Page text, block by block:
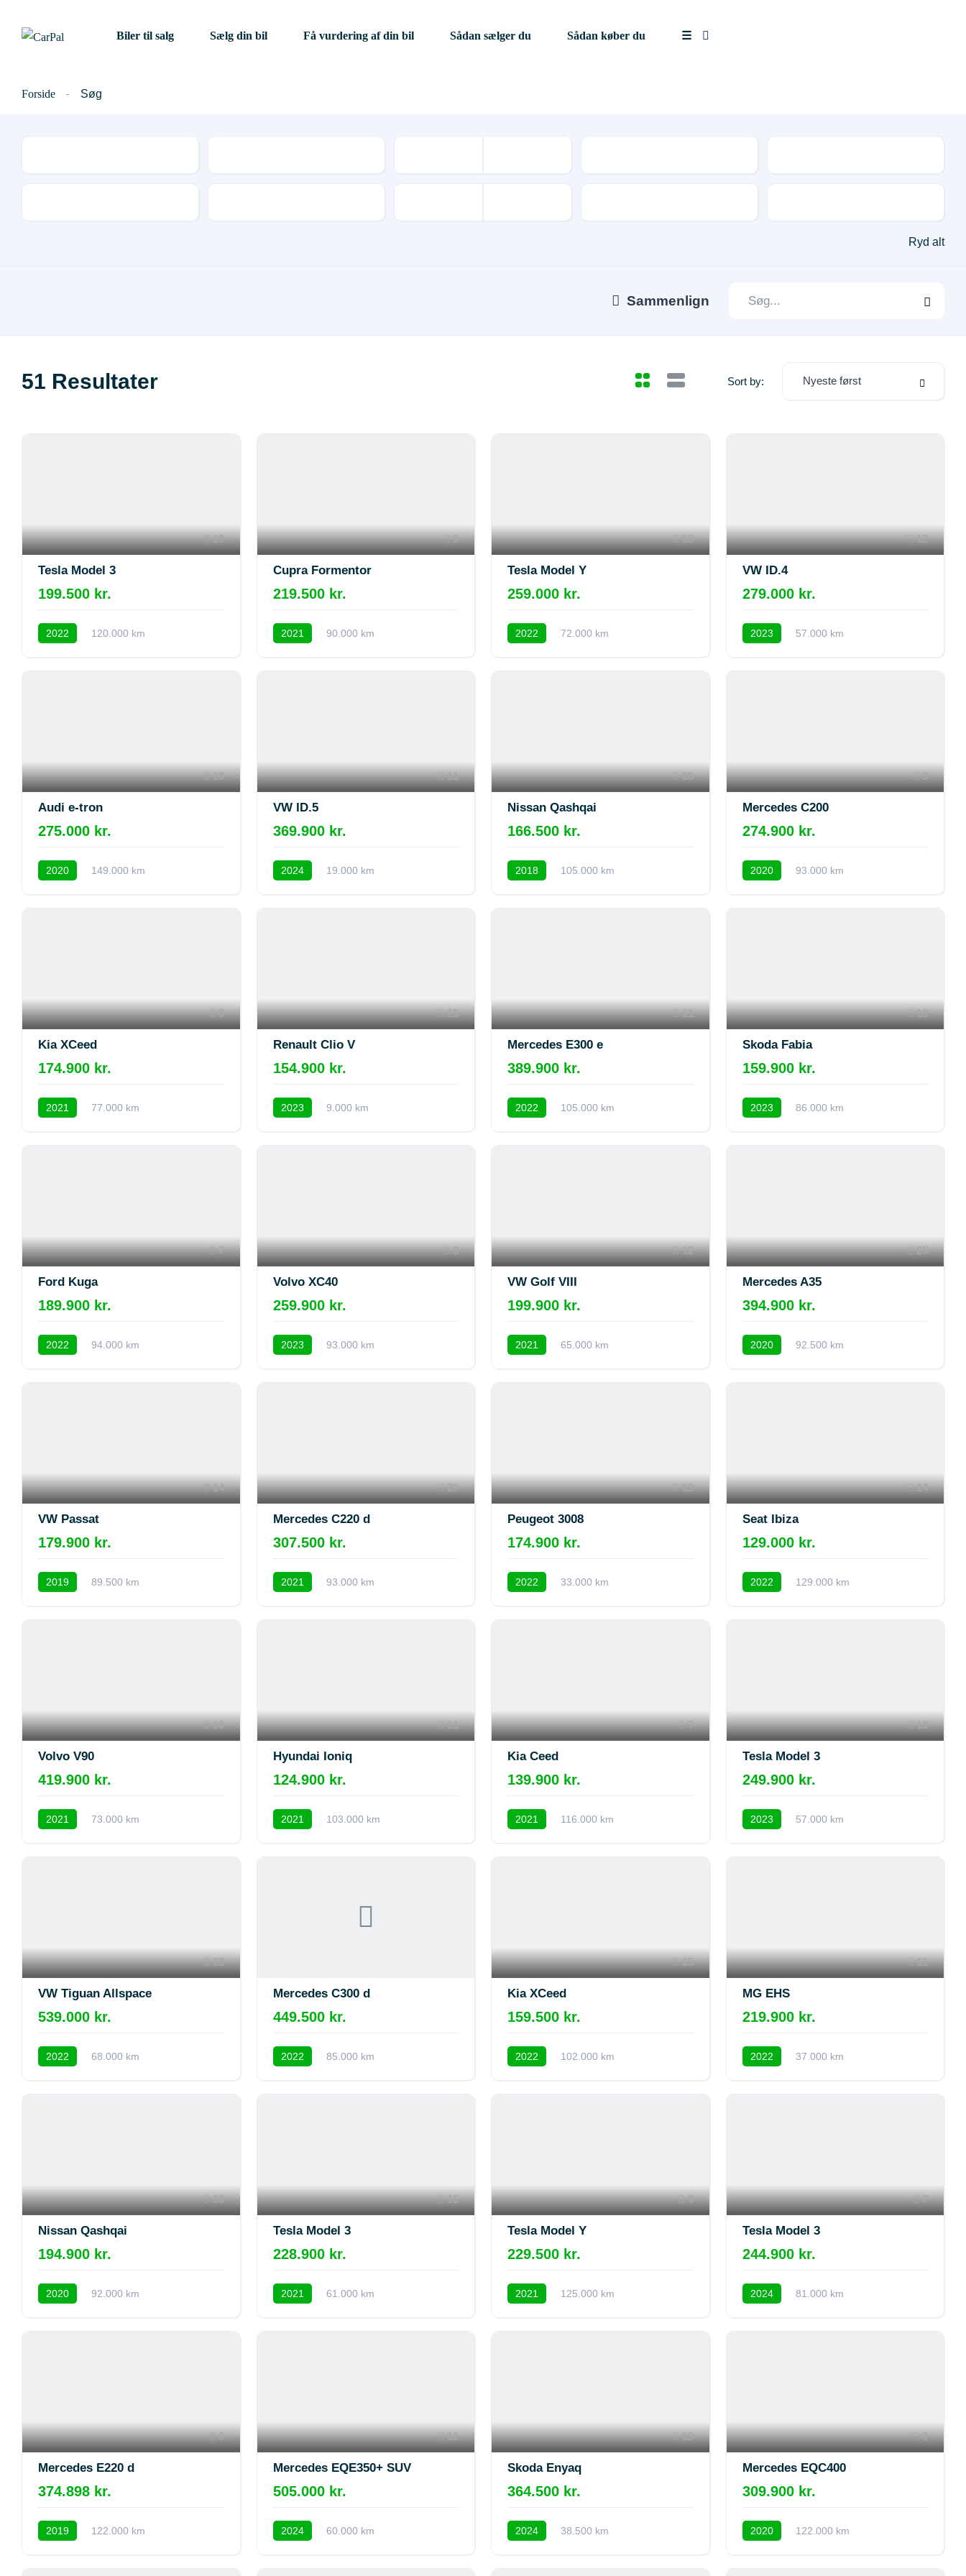
Biler til salg Sælg din bil Få vurdering af din bil Sådan sælger du Sådan køber du ☰
Forside Søg
Ryd alt
Sammenlign
51 Resultater Sort by: Nyeste først
10
Tesla Model 3
199.500 kr.
2022 120.000 km
9
Cupra Formentor
219.500 kr.
2021 90.000 km
18
Tesla Model Y
259.000 kr.
2022 72.000 km
13
VW ID.4
279.000 kr.
2023 57.000 km
18
Audi e-tron
275.000 kr.
2020 149.000 km
11
VW ID.5
369.900 kr.
2024 19.000 km
18
Nissan Qashqai
166.500 kr.
2018 105.000 km
9
Mercedes C200
274.900 kr.
2020 93.000 km
8
Kia XCeed
174.900 kr.
2021 77.000 km
15
Renault Clio V
154.900 kr.
2023 9.000 km
11
Mercedes E300 e
389.900 kr.
2022 105.000 km
10
Skoda Fabia
159.900 kr.
2023 86.000 km
7
Ford Kuga
189.900 kr.
2022 94.000 km
8
Volvo XC40
259.900 kr.
2023 93.000 km
12
VW Golf VIII
199.900 kr.
2021 65.000 km
25
Mercedes A35
394.900 kr.
2020 92.500 km
14
VW Passat
179.900 kr.
2019 89.500 km
20
Mercedes C220 d
307.500 kr.
2021 93.000 km
13
Peugeot 3008
174.900 kr.
2022 33.000 km
14
Seat Ibiza
129.000 kr.
2022 129.000 km
16
Volvo V90
419.900 kr.
2021 73.000 km
11
Hyundai Ioniq
124.900 kr.
2021 103.000 km
7
Kia Ceed
139.900 kr.
2021 116.000 km
10
Tesla Model 3
249.900 kr.
2023 57.000 km
18
VW Tiguan Allspace
539.000 kr.
2022 68.000 km
Mercedes C300 d
449.500 kr.
2022 85.000 km
15
Kia XCeed
159.500 kr.
2022 102.000 km
11
MG EHS
219.900 kr.
2022 37.000 km
16
Nissan Qashqai
194.900 kr.
2020 92.000 km
15
Tesla Model 3
228.900 kr.
2021 61.000 km
9
Tesla Model Y
229.500 kr.
2021 125.000 km
7
Tesla Model 3
244.900 kr.
2024 81.000 km
6
Mercedes E220 d
374.898 kr.
2019 122.000 km
12
Mercedes EQE350+ SUV
505.000 kr.
2024 60.000 km
13
Skoda Enyaq
364.500 kr.
2024 38.500 km
9
Mercedes EQC400
309.900 kr.
2020 122.000 km